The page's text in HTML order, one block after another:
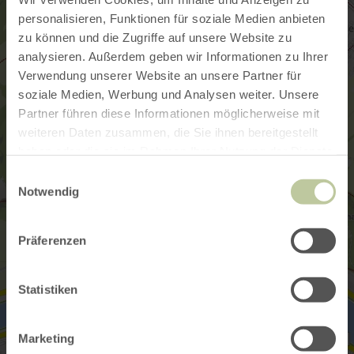
personalisieren, Funktionen für soziale Medien anbieten
zu können und die Zugriffe auf unsere Website zu
analysieren. Außerdem geben wir Informationen zu Ihrer
Verwendung unserer Website an unsere Partner für
soziale Medien, Werbung und Analysen weiter. Unsere
Partner führen diese Informationen möglicherweise mit
weiteren Daten zusammen, die Sie ihnen bereitgestellt
Notwendig
Präferenzen
Statistiken
Marketing